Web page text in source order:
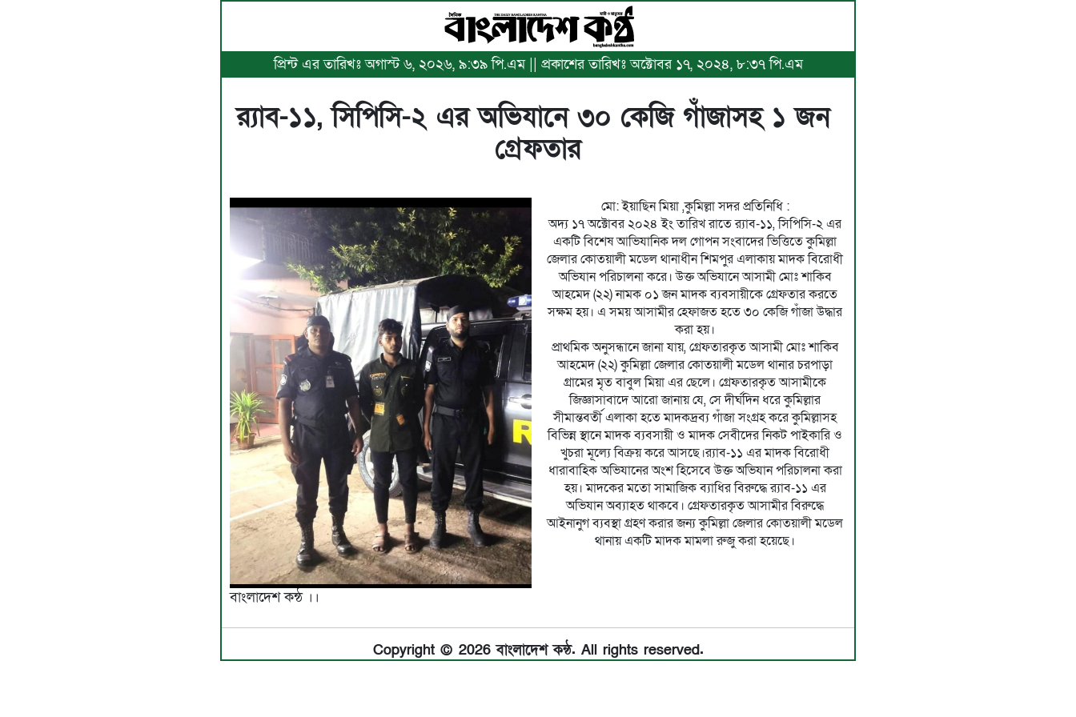
প্রিন্ট এর তারিখঃ অগাস্ট ৬, ২০২৬, ৯:৩৯ পি.এম || প্রকাশের তারিখঃ অক্টোবর ১৭, ২০২৪, ৮:৩৭ পি.এম
র‍্যাব-১১, সিপিসি-২ এর অভিযানে ৩০ কেজি গাঁজাসহ ১ জন
গ্রেফতার
বাংলাদেশ কন্ঠ ।।
মো: ইয়াছিন মিয়া ,কুমিল্লা সদর প্রতিনিধি :
অদ্য ১৭ অক্টোবর ২০২৪ ইং তারিখ রাতে র‍্যাব-১১, সিপিসি-২ এর
একটি বিশেষ আভিযানিক দল গোপন সংবাদের ভিত্তিতে কুমিল্লা
জেলার কোতয়ালী মডেল থানাধীন শিমপুর এলাকায় মাদক বিরোধী
অভিযান পরিচালনা করে। উক্ত অভিযানে আসামী মোঃ শাকিব
আহমেদ (২২) নামক ০১ জন মাদক ব্যবসায়ীকে গ্রেফতার করতে
সক্ষম হয়। এ সময় আসামীর হেফাজত হতে ৩০ কেজি গাঁজা উদ্ধার
করা হয়।
প্রাথমিক অনুসন্ধানে জানা যায়, গ্রেফতারকৃত আসামী মোঃ শাকিব
আহমেদ (২২) কুমিল্লা জেলার কোতয়ালী মডেল থানার চরপাড়া
গ্রামের মৃত বাবুল মিয়া এর ছেলে। গ্রেফতারকৃত আসামীকে
জিজ্ঞাসাবাদে আরো জানায় যে, সে দীর্ঘদিন ধরে কুমিল্লার
সীমান্তবর্তী এলাকা হতে মাদকদ্রব্য গাঁজা সংগ্রহ করে কুমিল্লাসহ
বিভিন্ন স্থানে মাদক ব্যবসায়ী ও মাদক সেবীদের নিকট পাইকারি ও
খুচরা মূল্যে বিক্রয় করে আসছে।র‍্যাব-১১ এর মাদক বিরোধী
ধারাবাহিক অভিযানের অংশ হিসেবে উক্ত অভিযান পরিচালনা করা
হয়। মাদকের মতো সামাজিক ব্যাধির বিরুদ্ধে র‍্যাব-১১ এর
অভিযান অব্যাহত থাকবে। গ্রেফতারকৃত আসামীর বিরুদ্ধে
আইনানুগ ব্যবস্থা গ্রহণ করার জন্য কুমিল্লা জেলার কোতয়ালী মডেল
থানায় একটি মাদক মামলা রুজু করা হয়েছে।
Copyright © 2026 বাংলাদেশ কন্ঠ. All rights reserved.